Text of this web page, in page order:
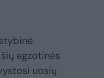
egzotinės
uosių